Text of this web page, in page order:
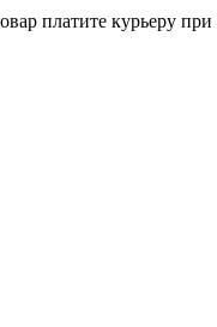
платите курьеру